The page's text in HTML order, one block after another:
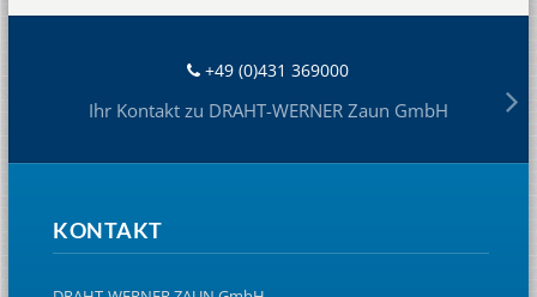
+49 (0)431 369000
Ihr Kontakt zu DRAHT-WERNER Zaun GmbH
KONTAKT